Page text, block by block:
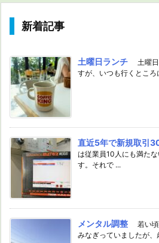
新着記事
土曜日ランチ
土曜日
すが、いつも行くとこ
直近5年で新規取引
は従業員10人にも満た
す。それで ...
メンタル調整
若い頃
みなぎっていましたが